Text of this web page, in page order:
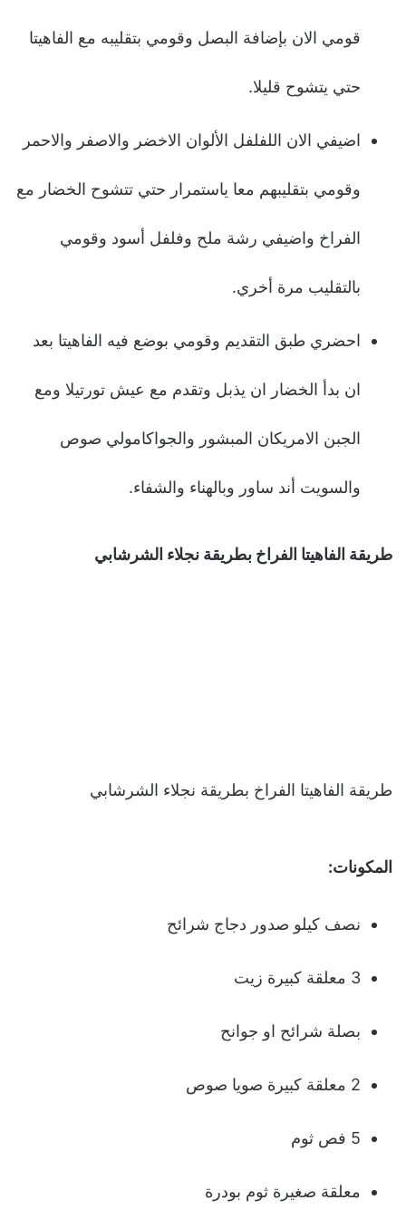
قومي الان بإضافة البصل وقومي بتقليبه مع الفاهيتا
حتي يتشوح قليلا.
اضيفي الان اللفلفل الألوان الاخضر والاصفر والاحمر
وقومي بتقليبهم معا ياستمرار حتي تتشوح الخضار مع
الفراخ واضيفي رشة ملح وفلفل أسود وقومي
بالتقليب مرة أخري.
احضري طبق التقديم وقومي بوضع فيه الفاهيتا بعد
ان بدأ الخضار ان يذبل وتقدم مع عيش تورتيلا ومع
الجبن الامريكان المبشور والجواكامولي صوص
والسويت أند ساور وبالهناء والشفاء.
طريقة الفاهيتا الفراخ بطريقة نجلاء الشرشابي
طريقة الفاهيتا الفراخ بطريقة نجلاء الشرشابي
المكونات:
نصف كيلو صدور دجاج شرائح
3 معلقة كبيرة زيت
بصلة شرائح او جوانح
2 معلقة كبيرة صويا صوص
5 فص ثوم
معلقة صغيرة ثوم بودرة